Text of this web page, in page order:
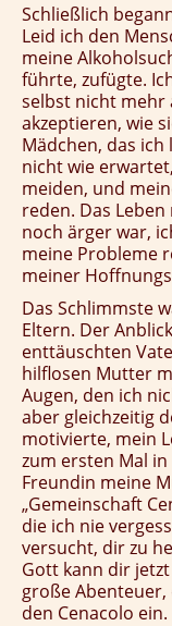
Schließlich
Leid ich den
meine
führte, zufügte.
selbst nicht mehr
akzeptieren, wie
Mädchen, das
nicht wie
meiden, und
reden. Das
noch ärger war,
meine Probleme
meiner
Das Schlimmste
Eltern. Der
enttäuschten
hilflosen Mutter
Augen, den ich
aber gleichzeitig
motivierte, mein
zum ersten Mal
Freundin meine
„Gemeinschaft
die ich nie
versucht, dir zu
Gott kann dir
große
den Cenacolo ein.